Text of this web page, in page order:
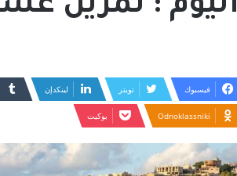
اليوم : تمرين
فيسبوك تويتر لينكدإن
Odnoklassniki بوكيت